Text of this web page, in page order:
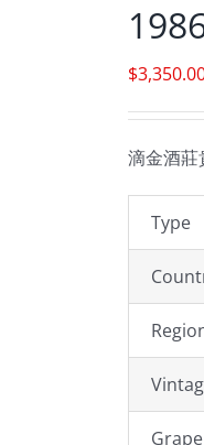
$
滴金酒莊
Type
Grape